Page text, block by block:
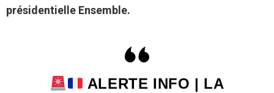
présidentielle Ensemble.
ALERTE INFO | LA